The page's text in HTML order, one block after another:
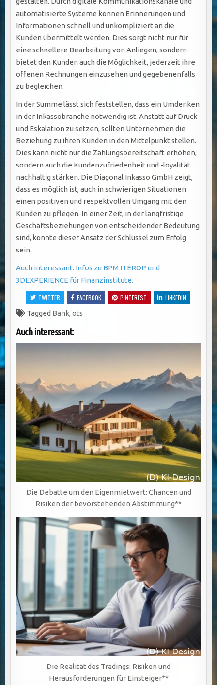
automatisierte Systeme können Erinnerungen und
Informationen schnell und unkompliziert an die
Kunden übermittelt werden. Dies sorgt nicht nur für
eine schnellere Bearbeitung von Anliegen, sondern
bietet den Kunden auch die Möglichkeit, jederzeit ihre
offenen Rechnungen einzusehen und gegebenenfalls
zu begleichen.
In der Summe lässt sich feststellen, dass ein Umdenken
in der Inkassobranche notwendig ist. Anstatt auf Druck
und Eskalation zu setzen, sollten Unternehmen die
Beziehung zu ihren Kunden in den Mittelpunkt stellen.
Dies kann nicht nur die Zahlungsbereitschaft erhöhen,
sondern auch die Kundenzufriedenheit und -loyalität
nachhaltig stärken. Die Diagonal Inkasso GmbH zeigt,
dass es möglich ist, auch in schwierigen Situationen
einen positiven und respektvollen Umgang mit den
Kunden zu pflegen. In einer Zeit, in der langfristige
Geschäftsbeziehungen von entscheidender Bedeutung
sind, könnte dieser Ansatz der Schlüssel zum Erfolg
sein.
Auch interessant: Infos zu BPM ITEROP und
3DEXPERIENCE für Finanzinstitute.
TWITTER FACEBOOK PINTEREST
LINKEDIN
Tagged Bank,ots
Auch interessant:
Die Debatte um den Eigenmietwert: Chancen und
Risiken der bevorstehenden Abstimmung**
Die Realität des Tradings: Risiken und
Herausforderungen für Einsteiger**